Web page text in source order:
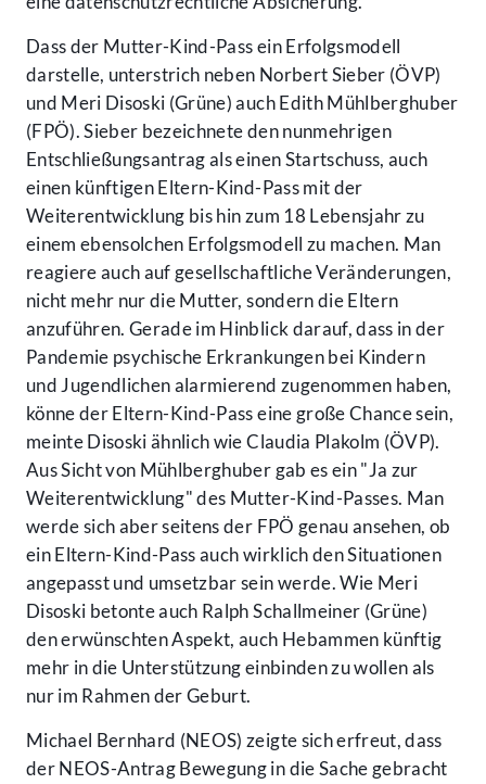
Dass der Mutter-Kind-Pass ein Erfolgsmodell
darstelle, unterstrich neben Norbert Sieber (ÖVP)
und Meri Disoski (Grüne) auch Edith Mühlberghuber
(FPÖ). Sieber bezeichnete den nunmehrigen
Entschließungsantrag als einen Startschuss, auch
einen künftigen Eltern-Kind-Pass mit der
Weiterentwicklung bis hin zum 18 Lebensjahr zu
einem ebensolchen Erfolgsmodell zu machen. Man
reagiere auch auf gesellschaftliche Veränderungen,
nicht mehr nur die Mutter, sondern die Eltern
anzuführen. Gerade im Hinblick darauf, dass in der
Pandemie psychische Erkrankungen bei Kindern
und Jugendlichen alarmierend zugenommen haben,
könne der Eltern-Kind-Pass eine große Chance sein,
meinte Disoski ähnlich wie Claudia Plakolm (ÖVP).
Aus Sicht von Mühlberghuber gab es ein "Ja zur
Weiterentwicklung" des Mutter-Kind-Passes. Man
werde sich aber seitens der FPÖ genau ansehen, ob
ein Eltern-Kind-Pass auch wirklich den Situationen
angepasst und umsetzbar sein werde. Wie Meri
Disoski betonte auch Ralph Schallmeiner (Grüne)
den erwünschten Aspekt, auch Hebammen künftig
mehr in die Unterstützung einbinden zu wollen als
nur im Rahmen der Geburt.
Michael Bernhard (NEOS) zeigte sich erfreut, dass
der NEOS-Antrag Bewegung in die Sache gebracht